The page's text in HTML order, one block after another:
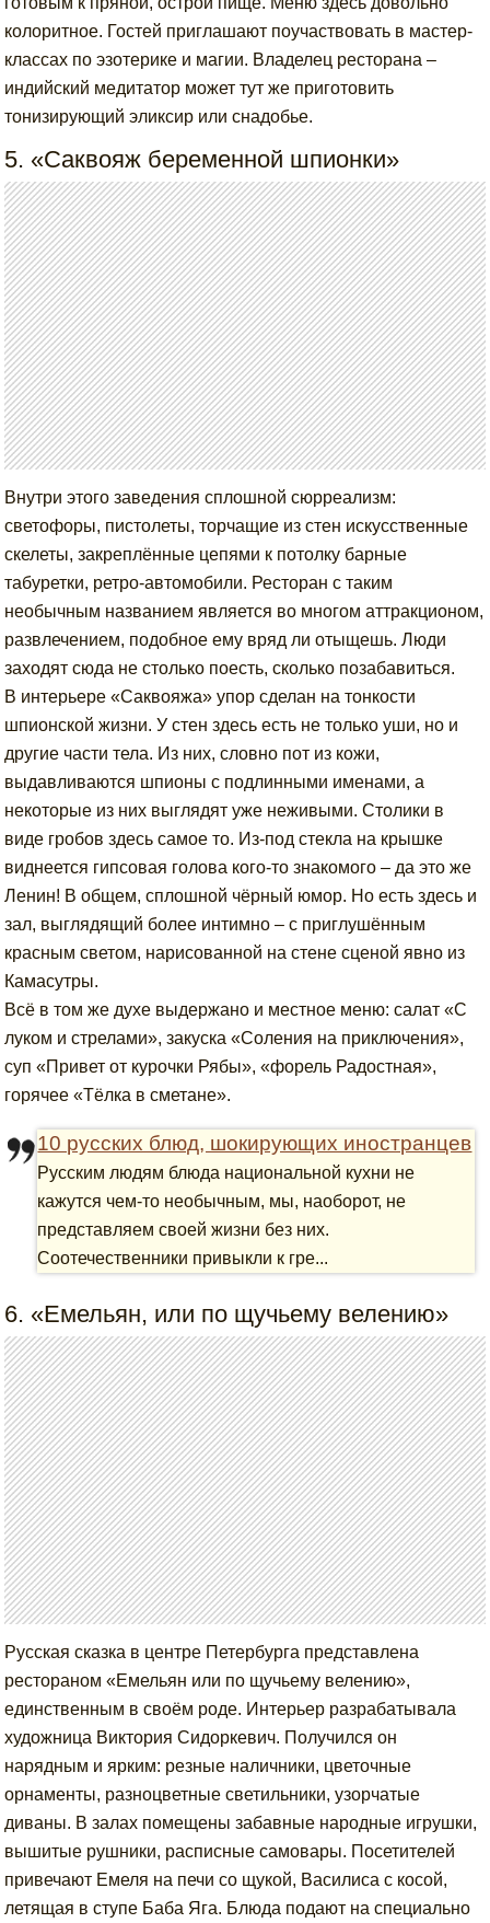
колоритное. Гостей приглашают поучаствовать в мастер-
классах по эзотерике и магии. Владелец ресторана –
индийский медитатор может тут же приготовить
тонизирующий эликсир или снадобье.
5. «Саквояж беременной шпионки»
Внутри этого заведения сплошной сюрреализм:
светофоры, пистолеты, торчащие из стен искусственные
скелеты, закреплённые цепями к потолку барные
табуретки, ретро-автомобили. Ресторан с таким
необычным названием является во многом аттракционом,
развлечением, подобное ему вряд ли отыщешь. Люди
заходят сюда не столько поесть, сколько позабавиться.
В интерьере «Саквояжа» упор сделан на тонкости
шпионской жизни. У стен здесь есть не только уши, но и
другие части тела. Из них, словно пот из кожи,
выдавливаются шпионы с подлинными именами, а
некоторые из них выглядят уже неживыми. Столики в
виде гробов здесь самое то. Из-под стекла на крышке
виднеется гипсовая голова кого-то знакомого – да это же
Ленин! В общем, сплошной чёрный юмор. Но есть здесь и
зал, выглядящий более интимно – с приглушённым
красным светом, нарисованной на стене сценой явно из
Камасутры.
Всё в том же духе выдержано и местное меню: салат «С
луком и стрелами», закуска «Соления на приключения»,
суп «Привет от курочки Рябы», «форель Радостная»,
горячее «Тёлка в сметане».
10 русских блюд, шокирующих иностранцев
Русским людям блюда национальной кухни не
кажутся чем-то необычным, мы, наоборот, не
представляем своей жизни без них.
Соотечественники привыкли к гре...
6. «Емельян, или по щучьему велению»
Русская сказка в центре Петербурга представлена
рестораном «Емельян или по щучьему велению»,
единственным в своём роде. Интерьер разрабатывала
художница Виктория Сидоркевич. Получился он
нарядным и ярким: резные наличники, цветочные
орнаменты, разноцветные светильники, узорчатые
диваны. В залах помещены забавные народные игрушки,
вышитые рушники, расписные самовары. Посетителей
привечают Емеля на печи со щукой, Василиса с косой,
летящая в ступе Баба Яга. Блюда подают на специально